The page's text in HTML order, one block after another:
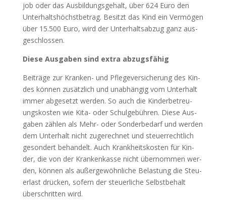
job oder das Aus­bil­dungs­ge­halt, über 624 Euro den
Unter­halts­höchst­be­trag. Besitzt das Kind ein Ver­mö­gen
über 15.500 Euro, wird der Unter­halts­ab­zug ganz aus­
ge­schlos­sen.
Die­se Aus­ga­ben sind extra abzugs­fä­hig
Bei­trä­ge zur Kran­ken- und Pfle­ge­ver­si­che­rung des Kin­
des kön­nen zusätz­lich und unab­hän­gig vom Unter­halt
immer abge­setzt wer­den. So auch die Kin­der­be­treu­
ungs­kos­ten wie Kita- oder Schul­ge­büh­ren. Die­se Aus­
ga­ben zäh­len als Mehr- oder Son­der­be­darf und wer­den
dem Unter­halt nicht zuge­rech­net und steu­er­recht­lich
geson­dert behan­delt. Auch Krank­heits­kos­ten für Kin­
der, die von der Kran­ken­kas­se nicht über­nom­men wer­
den, kön­nen als außer­ge­wöhn­li­che Belas­tung die Steu­
er­last drü­cken, sofern der steu­er­li­che Selbst­be­halt
über­schrit­ten wird.